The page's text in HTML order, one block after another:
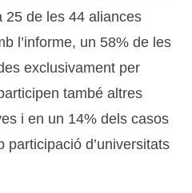
25 de les 44 aliances
l’informe, un 58% de les
exclusivament per
també altres
i en un 14% dels casos
participació d’universitats